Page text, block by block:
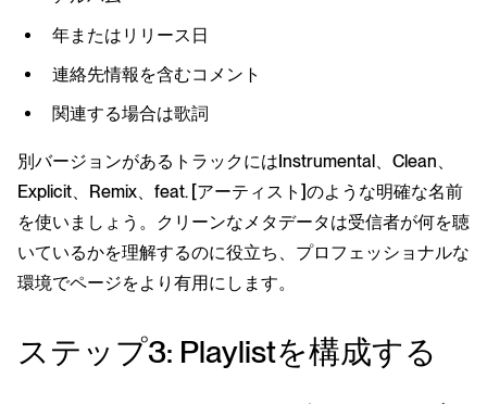
年またはリリース日
連絡先情報を含むコメント
関連する場合は歌詞
別バージョンがあるトラックにはInstrumental、Clean、
Explicit、Remix、feat. [アーティスト]のような明確な名前
を使いましょう。クリーンなメタデータは受信者が何を聴
いているかを理解するのに役立ち、プロフェッショナルな
環境でページをより有用にします。
ステップ3: Playlistを構成する